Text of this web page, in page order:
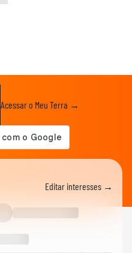
Acessar o Meu Terra →
Editar interesses →